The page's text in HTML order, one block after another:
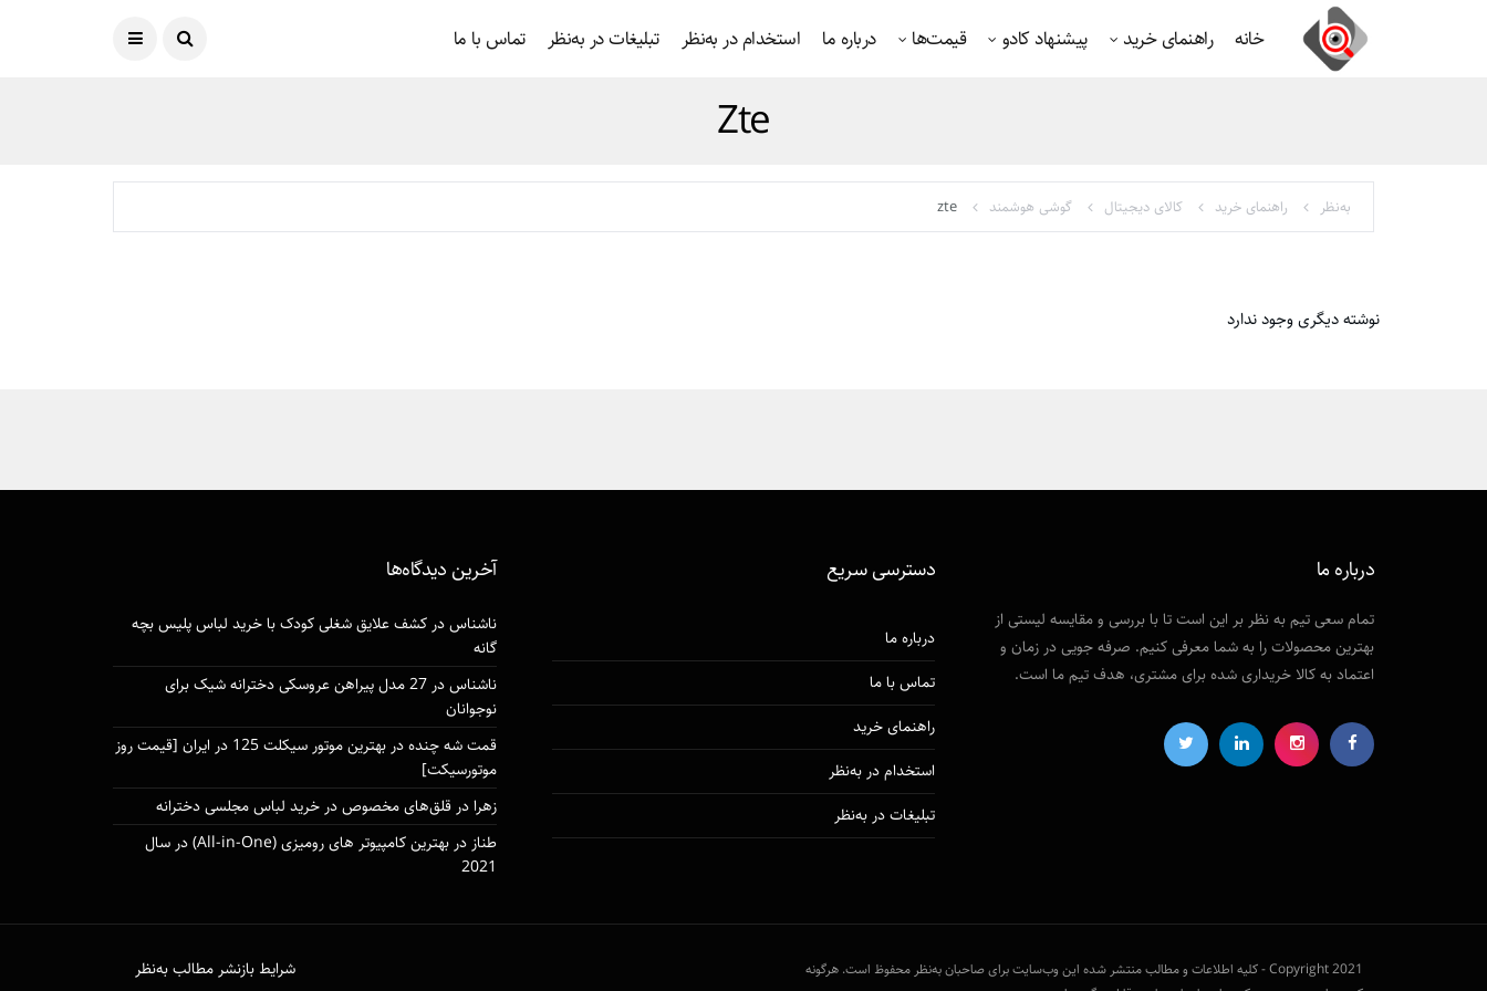
خانه راهنمای خرید پیشنهاد کادو قیمت‌ها درباره ما استخدام در به‌نظر تبلیغات در به‌نظر تماس با ما
Zte
به‌نظر راهنمای خرید کالای دیجیتال گوشی هوشمند zte
نوشته دیگری وجود ندارد
درباره ما
تمام سعی تیم به نظر بر این است تا با بررسی و مقایسه لیستی از
بهترین محصولات را به شما معرفی کنیم. صرفه جویی در زمان و
اعتماد به کالا خریداری شده برای مشتری، هدف تیم ما است.
دسترسی‌ سریع
درباره ما
تماس با ما
راهنمای خرید
استخدام در به‌نظر
تبلیغات در به‌نظر
آخرین دیدگاه‌ها
ناشناسدرکشف علایق شغلی کودک با خرید لباس پلیس بچه
گانه
ناشناسدر
27 مدل پیراهن عروسکی دخترانه شیک برای
نوجوانان
قمت شه چندهدر
بهترین موتور سیکلت 125 در ایران [قیمت روز
موتورسیکت]
زهرادرقلق‌های مخصوص در خرید لباس مجلسی دخترانه
طناز در
بهترین کامپیوتر های رومیزی (All-in-One) در سال
2021
Copyright 2021 - کلیه اطلاعات و مطالب منتشر شده این وب‌سایت برای صاحبان به‌نظر محفوظ است. هرگونه
شرایط بازنشر مطالب به‌نظر